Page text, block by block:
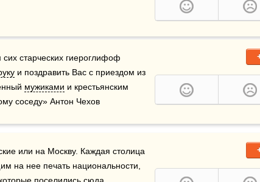
старческих гиероглифоф
и поздравить Вас с приездом из
мужиками и крестьянским
соседу» Антон Чехов
или на Москву. Каждая столица
на нее печать национальности,